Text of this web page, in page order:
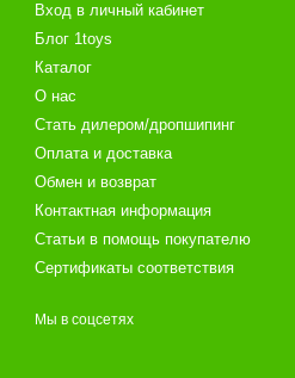
Вход в личный кабинет
Блог 1toys
Каталог
О нас
Стать дилером/дропшипинг
Оплата и доставка
Обмен и возврат
Контактная информация
Статьи в помощь покупателю
Сертификаты соответствия
Мы в соцсетях